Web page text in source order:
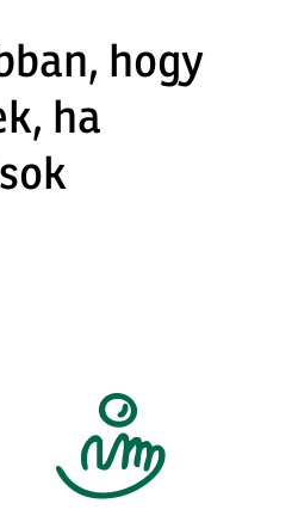
hogy
ha